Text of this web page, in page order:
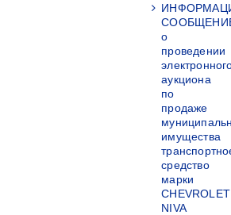
о
проведении
аукциона
по
продаже
имущества
средство
марки
CHEVROLET
NIVA